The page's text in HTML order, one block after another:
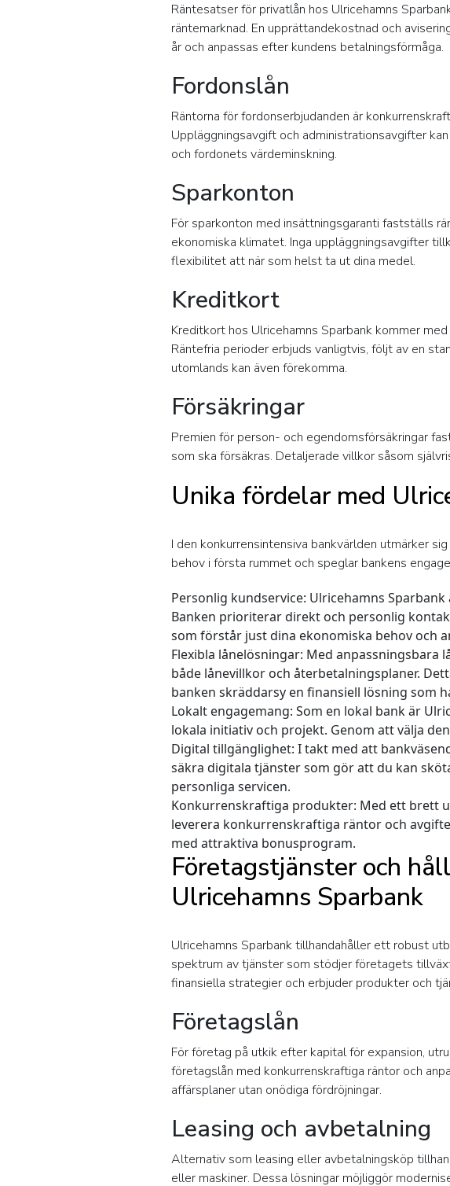
Räntesatser för privatlån hos Ulricehamns
räntemarknad. En upprättandekostnad och
år och anpassas efter kundens betalningsförmåga.
Fordonslån
Räntorna för fordonserbjudanden är
Uppläggningsavgift och administrationsavgifter
och fordonets värdeminskning.
Sparkonton
För sparkonton med insättningsgaranti fastställs
ekonomiska klimatet. Inga uppläggningsavgifter
flexibilitet att när som helst ta ut dina medel.
Kreditkort
Kreditkort hos Ulricehamns Sparbank kommer
Räntefria perioder erbjuds vanligtvis, följt av en
utomlands kan även förekomma.
Försäkringar
Premien för person- och egendomsförsäkringar
som ska försäkras. Detaljerade villkor såsom
Unika fördelar med
I den konkurrensintensiva bankvärlden utmärker
behov i första rummet och speglar bankens
Personlig kundservice: Ulricehamns
Banken prioriterar direkt och personlig
som förstår just dina ekonomiska behov och
Flexibla lånelösningar: Med anpassningsbara
både lånevillkor och återbetalningsplaner.
banken skräddarsy en finansiell lösning som
Lokalt engagemang: Som en lokal bank är
lokala initiativ och projekt. Genom att välja
Digital tillgänglighet: I takt med att
säkra digitala tjänster som gör att du kan
personliga servicen.
Konkurrenskraftiga produkter: Med ett brett
leverera konkurrenskraftiga räntor och
med attraktiva bonusprogram.
Företagstjänster och
Ulricehamns Sparbank
Ulricehamns Sparbank tillhandahåller ett robust
spektrum av tjänster som stödjer företagets
finansiella strategier och erbjuder produkter och
Företagslån
För företag på utkik efter kapital för expansion,
företagslån med konkurrenskraftiga räntor och
affärsplaner utan onödiga fördröjningar.
Leasing och avbetalning
Alternativ som leasing eller avbetalningsköp
eller maskiner. Dessa lösningar möjliggör